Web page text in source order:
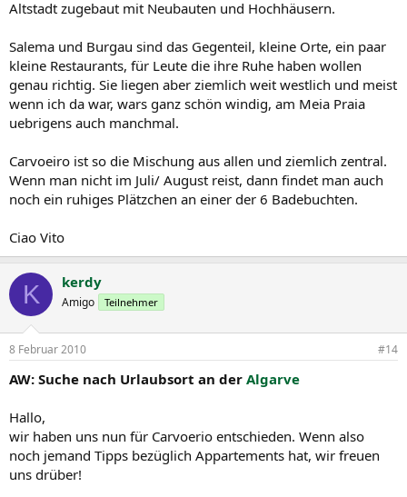
Altstadt zugebaut mit Neubauten und Hochhäusern.
Salema und Burgau sind das Gegenteil, kleine Orte, ein paar
kleine Restaurants, für Leute die ihre Ruhe haben wollen
genau richtig. Sie liegen aber ziemlich weit westlich und meist
wenn ich da war, wars ganz schön windig, am Meia Praia
uebrigens auch manchmal.
Carvoeiro ist so die Mischung aus allen und ziemlich zentral.
Wenn man nicht im Juli/ August reist, dann findet man auch
noch ein ruhiges Plätzchen an einer der 6 Badebuchten.
Ciao Vito
K kerdy
Amigo Teilnehmer
8 Februar 2010 #14
AW: Suche nach Urlaubsort an der Algarve
Hallo,
wir haben uns nun für Carvoerio entschieden. Wenn also
noch jemand Tipps bezüglich Appartements hat, wir freuen
uns drüber!